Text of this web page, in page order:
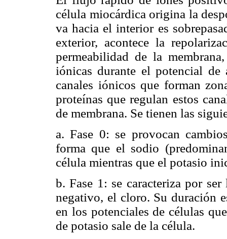
célula miocárdica origina la
va hacia el interior es
exterior, acontece la
permeabilidad de la
iónicas durante el potencial
canales iónicos que forman
proteínas que regulan estos
de membrana. Se tienen las
a. Fase 0: se provocan
forma que el sodio
célula mientras que el potasio
b. Fase 1: se caracteriza por
negativo, el cloro. Su duración
en los potenciales de células
de potasio sale de la célula.